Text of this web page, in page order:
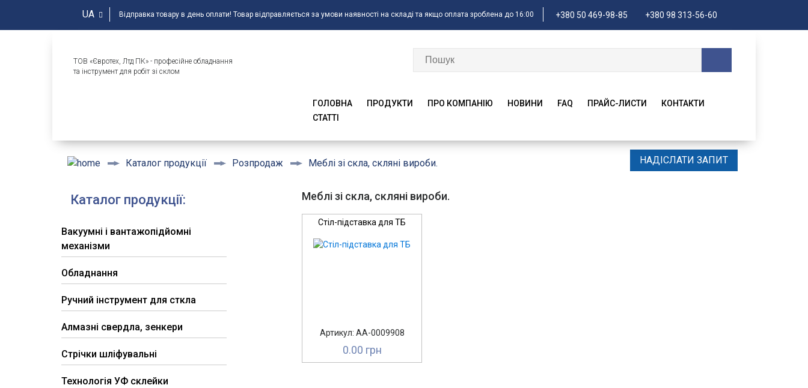
UA Відправка товару в день оплати! Товар відправляється за умови наявності на складі та якщо оплата зроблена до 16:00 +380 50 469-98-85 +380 98 313-56-60
ТОВ «Євротех, Лтд ПК» - професійне обладнання
та інструмент для робіт зі склом
ГОЛОВНА ПРОДУКТИ ПРО КОМПАНІЮ НОВИНИ FAQ ПРАЙС-ЛИСТИ
КОНТАКТИ
CTATTI
Каталог продукції Розпродаж Меблі зі скла, скляні вироби. НАДІСЛАТИ ЗАПИТ
Каталог продукції:
Вакуумні і вантажопідйомні
механізми
Обладнання
Ручний інструмент для сткла
Алмазні свердла, зенкери
Стрічки шліфувальні
Технологія УФ склейки
Меблі зі скла, скляні вироби.
Стіл-підставка для ТБ
Артикул: AA-0009908
0.00 грн